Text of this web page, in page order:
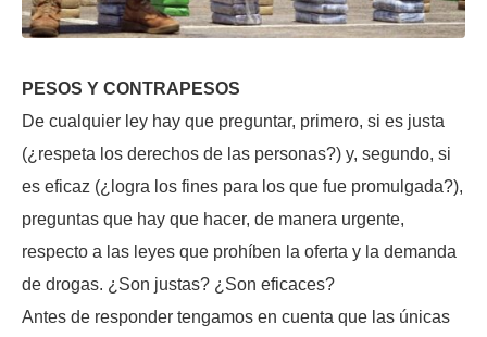
PESOS Y CONTRAPESOS
De cualquier ley hay que preguntar, primero, si es justa
(¿respeta los derechos de las personas?) y, segundo, si
es eficaz (¿logra los fines para los que fue promulgada?),
preguntas que hay que hacer, de manera urgente,
respecto a las leyes que prohíben la oferta y la demanda
de drogas. ¿Son justas? ¿Son eficaces?
Antes de responder tengamos en cuenta que las únicas